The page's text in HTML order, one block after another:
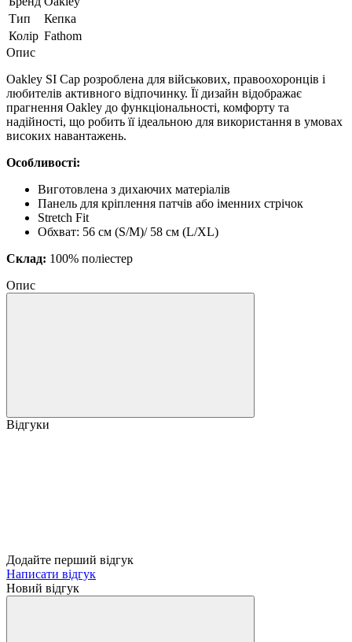
Тип
Кепка
Колір Fathom
Опис
Oakley SI Cap розроблена для військових, правоохоронців і
любителів активного відпочинку. Її дизайн відображає
прагнення Oakley до функціональності, комфорту та
надійності, що робить її ідеальною для використання в умовах
високих навантажень.
Особливості:
Виготовлена з дихаючих матеріалів
Панель для кріплення патчів або іменних стрічок
Stretch Fit
Обхват: 56 см (S/M)/ 58 см (L/XL)
Склад: 100% поліестер
Опис
Відгуки
Додайте перший відгук
Написати відгук
Новий відгук